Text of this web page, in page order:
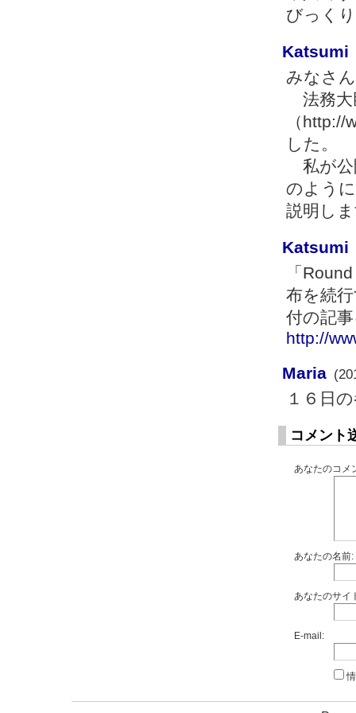
びっく
Katsumi
みなさ
法務大
（
した。
私が公
のよう
説明し
Katsumi
「
布を続
付の記
http://
Maria
１６日
コメント
あなたのコメ
あなたの名前:
あなたのサイ
E-mail: